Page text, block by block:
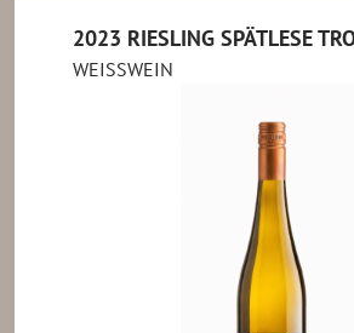
2023 RIESLING SPÄTLESE
WEISSWEIN